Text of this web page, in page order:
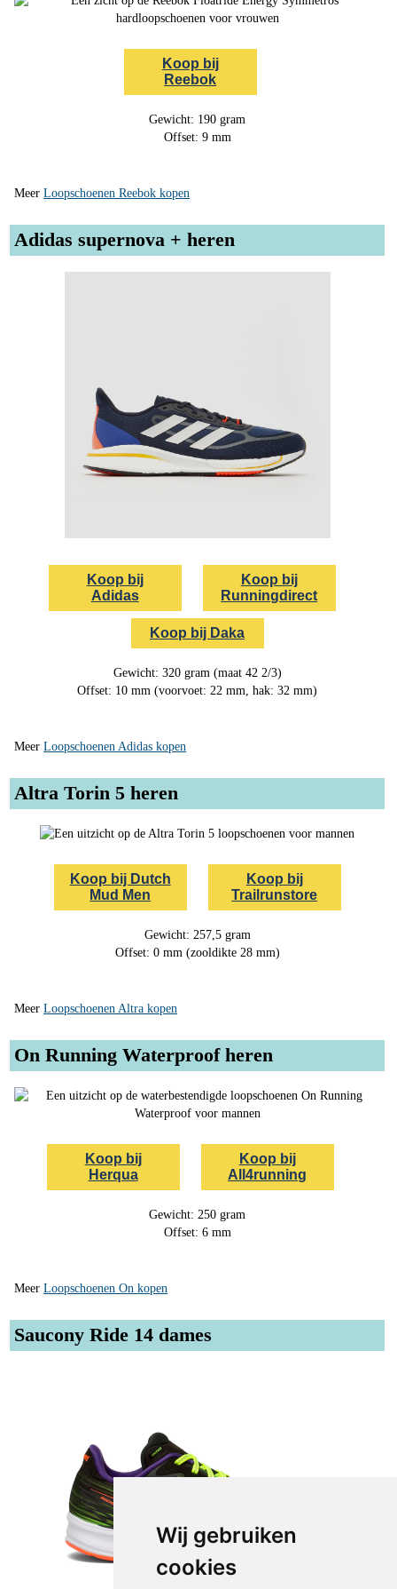
Wij gebruiken
cookies
Koop bij
Reebok
Gewicht: 190 gram
Offset: 9 mm
Meer Loopschoenen Reebok kopen
Adidas supernova + heren
Koop bij
Adidas
Koop bij
Runningdirect
Koop bij Daka
Gewicht: 320 gram (maat 42 2/3)
Offset: 10 mm (voorvoet: 22 mm, hak: 32 mm)
Meer Loopschoenen Adidas kopen
Altra Torin 5 heren
Koop bij Dutch
Mud Men
Koop bij
Trailrunstore
Gewicht: 257,5 gram
Offset: 0 mm (zooldikte 28 mm)
Meer Loopschoenen Altra kopen
On Running Waterproof heren
Koop bij
Herqua
Koop bij
All4running
Gewicht: 250 gram
Offset: 6 mm
Meer Loopschoenen On kopen
Saucony Ride 14 dames